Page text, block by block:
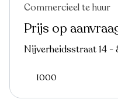
Commercieel te huur
Prijs op
Nijverheidsstraat 14 -
1000